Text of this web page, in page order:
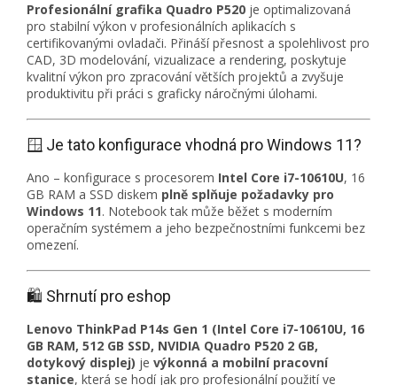
Profesionální grafika Quadro P520 je optimalizovaná
pro stabilní výkon v profesionálních aplikacích s
certifikovanými ovladači. Přináší přesnost a spolehlivost pro
CAD, 3D modelování, vizualizace a rendering, poskytuje
kvalitní výkon pro zpracování větších projektů a zvyšuje
produktivitu při práci s graficky náročnými úlohami.
🪟 Je tato konfigurace vhodná pro Windows 11?
Ano – konfigurace s procesorem Intel Core i7-10610U, 16
GB RAM a SSD diskem plně splňuje požadavky pro
Windows 11. Notebook tak může běžet s moderním
operačním systémem a jeho bezpečnostními funkcemi bez
omezení.
🛍️ Shrnutí pro eshop
Lenovo ThinkPad P14s Gen 1 (Intel Core i7-10610U, 16
GB RAM, 512 GB SSD, NVIDIA Quadro P520 2 GB,
dotykový displej) je výkonná a mobilní pracovní
stanice, která se hodí jak pro profesionální použití ve